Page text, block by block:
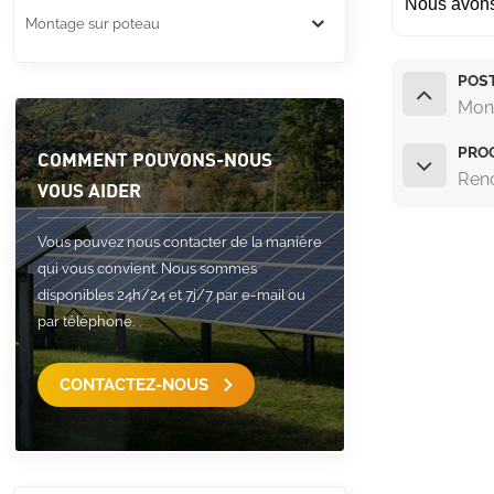
Nous
Montage sur poteau
COMMENT POUVONS-NOUS
VOUS AIDER
Vous pouvez nous contacter de la manière
qui vous convient. Nous sommes
disponibles 24h/24 et 7j/7 par e-mail ou
par téléphone.
CONTACTEZ-NOUS